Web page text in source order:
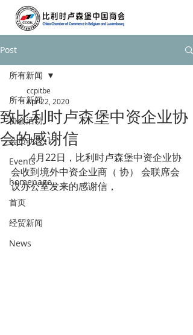
Post
所有新闻
协会活动
会员动态
Events
homepage
首页
经贸新闻
News
所有新闻
致比利时卢森堡中资企业协
会的感谢信
ccpitbe
Apr 22, 2020
        4月22日，比利时卢森堡中资企业协
会收到境外中资企业商（ 协） 会联席会
议办公室发来的感谢信，